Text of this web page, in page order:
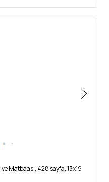
Matbaası, 428 sayfa, 13x19